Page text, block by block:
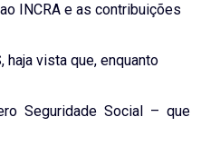
INCRA e as contribuições
vista que, enquanto
Seguridade Social – que